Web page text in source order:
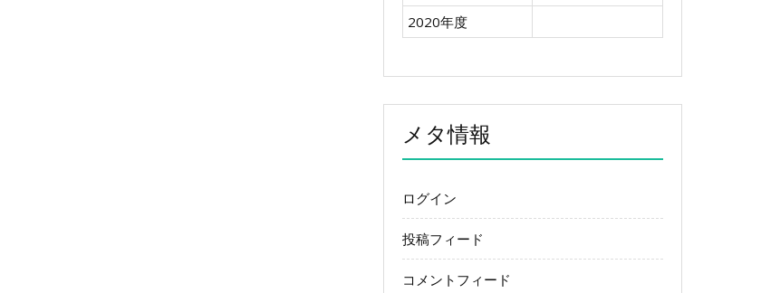
2020年度
メタ情報
ログイン
投稿フィード
コメントフィード